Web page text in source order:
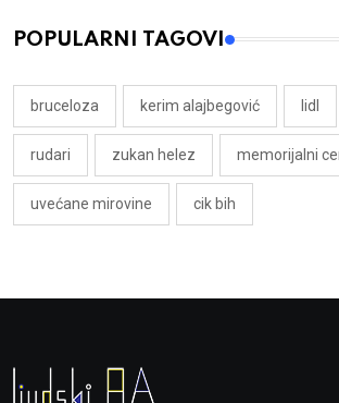
POPULARNI TAGOVI
bruceloza kerim alajbegović lidl
rudari zukan helez memorijalni
uvećane mirovine cik bih